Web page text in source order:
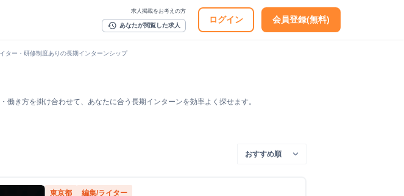
求人掲載をお考えの方
history あなたが閲覧した求人
ログイン 会員登録(無料)
ター・研修制度ありの長期インターンシップ
き方を掛け合わせて、あなたに合う長期インターンを効率よく探せます。
東京都 編集/ライター